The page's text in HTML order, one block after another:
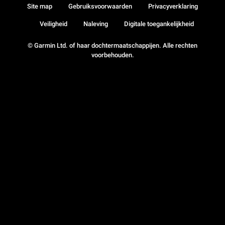
© Garmin Ltd. of haar dochtermaatschappijen. Alle rechten
voorbehouden.
Site map Gebruiksvoorwaarden Privacyverklaring
Veiligheid Naleving Digitale toegankelijkheid